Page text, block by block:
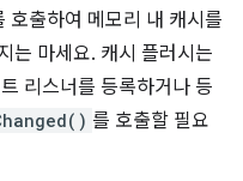
호출하여 메모리 내 캐시를
는 마세요. 캐시 플러시는
리스너를 등록하거나 등
를 호출할 필요